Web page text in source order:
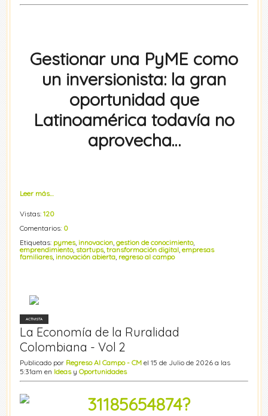
Gestionar una PyME como
un inversionista: la gran
oportunidad que
Latinoamérica todavía no
aprovecha…
Leer más…
Vistas: 120
Comentarios: 0
Etiquetas: pymes, innovacion gestion de conocimiento,
emprendimiento,startups, transformación digital empresas
familiares, innovación abierta regreso al campo
ACTIVISTA
La Economía de la Ruralidad
Colombiana - Vol 2
Publicado por Regreso Al Campo - CM el 15 de Julio de 2026 a las
5:31am en Ideasy Oportunidades